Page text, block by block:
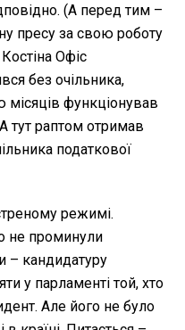
(А перед тим –
пресу за свою роботу
Офіс
без очільника,
місяців функціонував
тут раптом отримав
податкової
режимі.
не проминули
– кандидатуру
у парламенті той, хто
Але його не було